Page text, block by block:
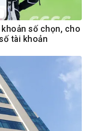
số chọn, cho
tài khoản